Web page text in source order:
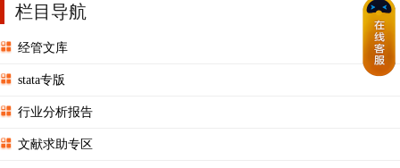
栏目导航
经管文库
stata专版
行业分析报告
文献求助专区